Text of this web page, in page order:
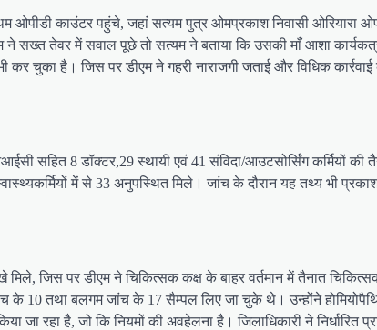
ओपीडी काउंटर पहुंचे, जहां सत्यम पुत्र ओमप्रकाश निवासी ओरियारा
ने सख्त तेवर में सवाल पूछे तो सत्यम ने बताया कि उसकी माँ आशा
चुका है। जिस पर डीएम ने गहरी नाराजगी जताई और विधिक कार्रवाई
सहित 8 डॉक्टर,29 स्थायी एवं 41 संविदा/आउटसोर्सिंग कर्मियों की
में से 33 अनुपस्थित मिले। जांच के दौरान यह तथ्य भी
मिले, जिस पर डीएम ने चिकित्सक कक्ष के बाहर वर्तमान में तैनात
के 10 तथा बलगम जांच के 17 सैम्पल लिए जा चुके थे। उन्होंने
जा रहा है, जो कि नियमों की अवहेलना है। जिलाधिकारी ने निर्धारित